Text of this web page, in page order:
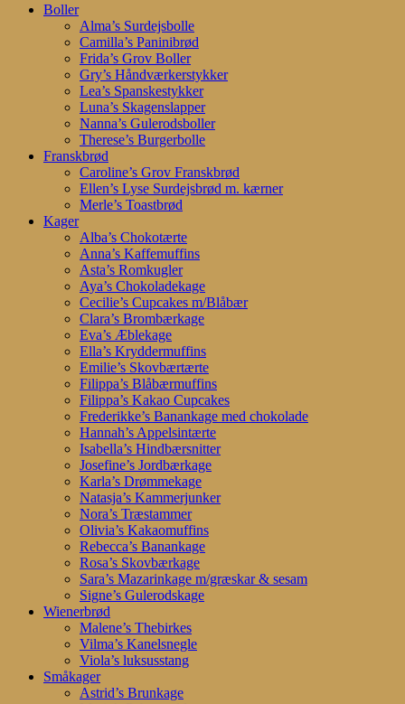
Close
Boller
Alma’s Surdejsbolle
Camilla’s Paninibrød
Frida’s Grov Boller
Gry’s Håndværkerstykker
Lea’s Spanskestykker
Luna’s Skagenslapper
Nanna’s Gulerodsboller
Therese’s Burgerbolle
Franskbrød
Caroline’s Grov Franskbrød
Ellen’s Lyse Surdejsbrød m. kærner
Merle’s Toastbrød
Kager
Alba’s Chokotærte
Anna’s Kaffemuffins
Asta’s Romkugler
Aya’s Chokoladekage
Cecilie’s Cupcakes m/Blåbær
Clara’s Brombærkage
Eva’s Æblekage
Ella’s Kryddermuffins
Emilie’s Skovbærtærte
Filippa’s Blåbærmuffins
Filippa’s Kakao Cupcakes
Frederikke’s Banankage med chokolade
Hannah’s Appelsintærte
Isabella’s Hindbærsnitter
Josefine’s Jordbærkage
Karla’s Drømmekage
Natasja’s Kammerjunker
Nora’s Træstammer
Olivia’s Kakaomuffins
Rebecca’s Banankage
Rosa’s Skovbærkage
Sara’s Mazarinkage m/græskar & sesam
Signe’s Gulerodskage
Wienerbrød
Malene’s Thebirkes
Vilma’s Kanelsnegle
Viola’s luksusstang
Småkager
Astrid’s Brunkage